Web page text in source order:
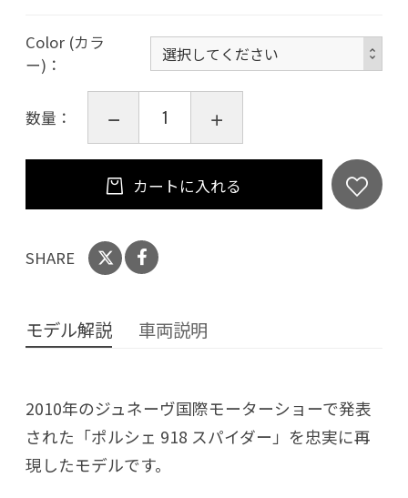
Color (カラ
ー)
数量：
カートに入れる
SHARE
モデル解説 車両説明
2010年のジュネーヴ国際モーターショーで発表
された「ポルシェ 918 スパイダー」を忠実に再
現したモデルです。